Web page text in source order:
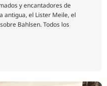
y encantadores de
antigua, el Lister Meile, el
Bahlsen. Todos los